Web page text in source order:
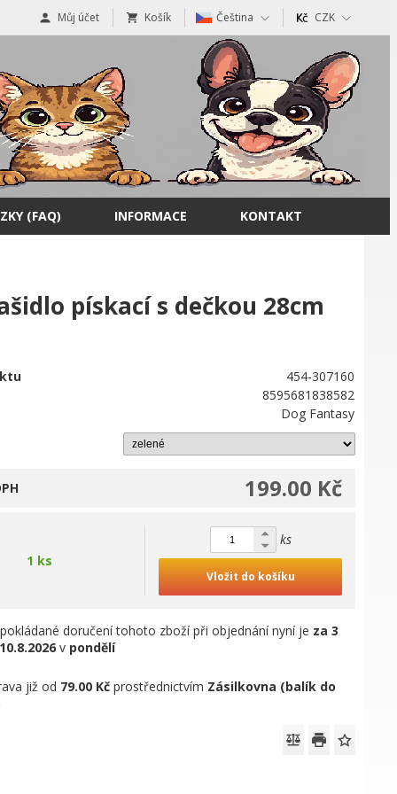
Můj účet Košík Čeština CZK
(FAQ) INFORMACE KONTAKT
pískací s dečkou 28cm
454-307160
8595681838582
Dog Fantasy
199.00 Kč
1 ks
ks
Vložit do košíku
doručení tohoto zboží při objednání nyní je za 3
10.8.2026 v pondělí
již od 79.00 Kč prostřednictvím Zásilkovna (balík do